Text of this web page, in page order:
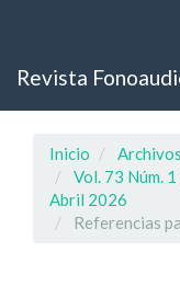
principal
Revista
Inicio
Archivos
Vol. 73 Núm.
Abril 2026
Referencias